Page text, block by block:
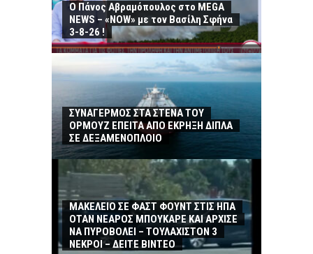
Ο Πάνος Αβραμόπουλος στο MEGA
NEWS – «NOW» με τον Βασίλη Σφήνα
3-8-26 !
ΣΥΝΑΓΕΡΜΟΣ ΣΤΑ ΣΤΕΝΑ ΤΟΥ
ΟΡΜΟΥΖ ΕΠΕΙΤΑ ΑΠΟ ΕΚΡΗΞΗ ΔΙΠΛΑ
ΣΕ ΔΕΞΑΜΕΝΟΠΛΟΙΟ
ΜΑΚΕΛΕΙΟ ΣΕ ΦΑΣΤ ΦΟΥΝΤ ΣΤΙΣ ΗΠΑ
ΟΤΑΝ ΝΕΑΡΟΣ ΜΠΟΥΚΑΡΕ ΚΑΙ ΑΡΧΙΣΕ
ΝΑ ΠΥΡΟΒΟΛΕΙ – ΤΟΥΛΑΧΙΣΤΟΝ 3
ΝΕΚΡΟΙ – ΔΕΙΤΕ ΒΙΝΤΕΟ